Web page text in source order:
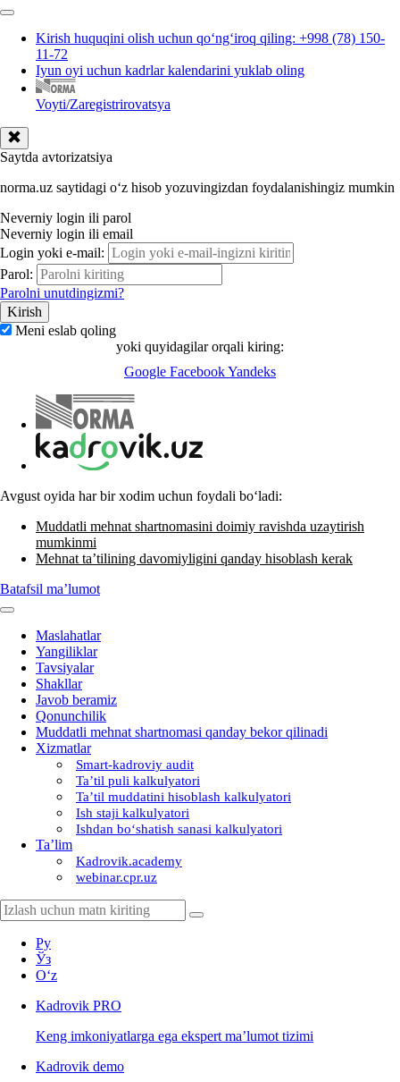
Kirish huquqini olish uchun qoʻngʻiroq qiling: +998 (78) 150-
11-72
Iyun oyi uchun kadrlar kalendarini yuklab oling
Voyti/Zaregistrirovatsya
Saytda avtorizatsiya
norma.uz saytidagi oʻz hisob yozuvingizdan foydalanishingiz mumkin
Neverniy login ili parol
Neverniy login ili email
Login yoki e-mail:
Parol:
Parolni unutdingizmi?
Meni eslab qoling
yoki quyidagilar orqali kiring:
Google FacebookYandeks
Avgust oyida har bir хodim uchun foydali boʻladi:
Muddatli mehnat shartnomasini doimiy ravishda uzaytirish
mumkinmi
Mehnat ta’tilining davomiyligini qanday hisoblash kerak
Batafsil ma’lumot
Maslahatlar
Yangiliklar
Tavsiyalar
Shakllar
Javob beramiz
Qonunchilik
Muddatli mehnat shartnomasi qanday bekor qilinadi
Xizmatlar
Smart-kadroviy audit
Ta’til puli kalkulyatori
Ta’til muddatini hisoblash kalkulyatori
Ish staji kalkulyatori
Ishdan boʻshatish sanasi kalkulyatori
Ta’lim
Kadrovik.academy
webinar.cpr.uz
Ру
Ўз
Oʻz
Kadrovik PRO
Keng imkoniyatlarga ega ekspert ma’lumot tizimi
Kadrovik demo